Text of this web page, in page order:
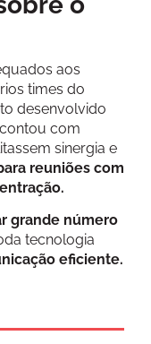
aos
times do
desenvolvido
com
sinergia e
reuniões com
grande número
tecnologia
eficiente.